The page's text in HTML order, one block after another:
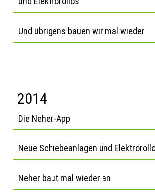
Und übrigens bauen wir mal wieder
2014
Die Neher-App
Neue Schiebeanlagen und
Neher baut mal wieder an